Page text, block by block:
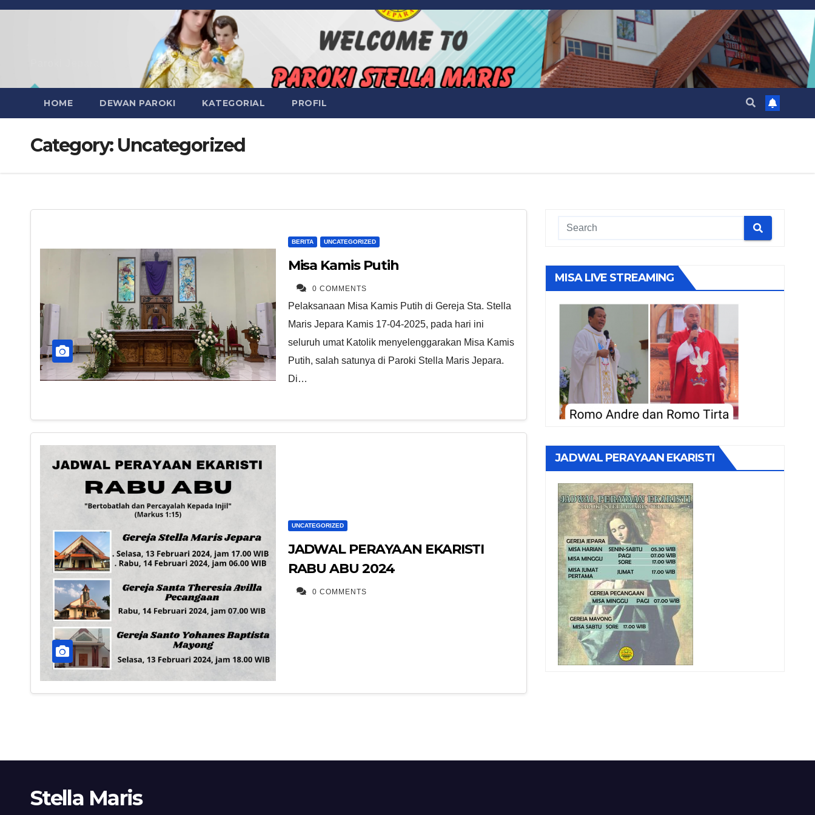
Skip
HOME DEWAN PAROKI KATEGORIAL PROFIL
Category: Uncategorized
BERITA UNCATEGORIZED
Misa Kamis Putih
0 COMMENTS
Pelaksanaan Misa Kamis Putih di Gereja Sta. Stella
Maris Jepara Kamis 17-04-2025, pada hari ini
seluruh umat Katolik menyelenggarakan Misa Kamis
Putih, salah satunya di Paroki Stella Maris Jepara.
Di…
UNCATEGORIZED
JADWAL PERAYAAN EKARISTI
RABU ABU 2024
0 COMMENTS
MISA LIVE STREAMING
JADWAL PERAYAAN EKARISTI
Stella Maris